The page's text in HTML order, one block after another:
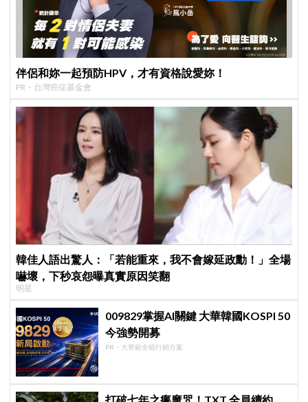
伴侶和妳一起預防HPV，才有資格說愛妳！
PR・台灣癌症基金會
韓佳人語出驚人：「若能重來，我不會嫁延政勳！」全場
嚇壞，下秒哀怨曝真實原因笑翻
明星
009829掌握AI關鍵 大華韓國KOSPI 50
今強勢開募
PR・大華銀全能行銷方案